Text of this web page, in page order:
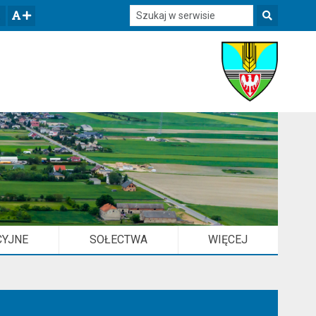
SOŁECTWA WIĘCEJ